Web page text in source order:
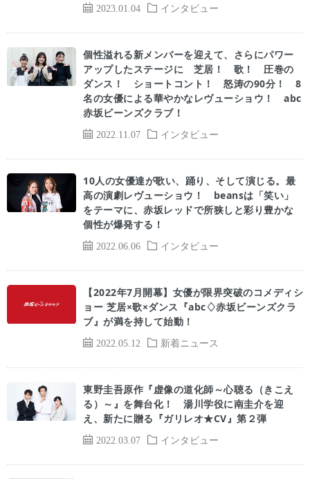
2023.01.04 インタビュー
2022.11.07 インタビュー
個性溢れる新メンバーを迎えて、さらにパワー
アップしたステージに 芝居！ 歌！ 圧巻の
ダンス！ ショートコント！ 怒涛の90分！ 8
名の女優による華やかなレヴューショウ！ abc
赤坂ビーンズクラブ！
2022.06.06 インタビュー
10人の女優達が歌い、踊り、そして演じる。最
高の演劇レヴューショウ！ beansは「笑い」
をテーマに、赤坂レッドで所狭しと彩り豊かな
個性が爆発する！
2022.05.12 新着ニュース
【2022年7月開幕】女優が限界突破のコメディシ
ョー 芝居×歌×ダンス『abc♢赤坂ビーンズクラ
ブ』が満を持して始動！
2022.03.07 インタビュー
東野圭吾原作『虚像の道化師～心聴る（きこえ
る）～』を舞台化！ 湯川学役に南圭介を迎
え、新たに贈る『ガリレオ★CV』第２弾